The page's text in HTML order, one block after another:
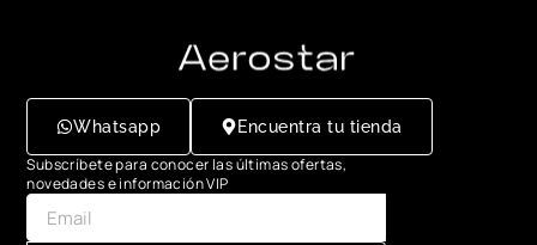
Whatsapp Encuentra tu tienda
Subscríbete para conocer las últimas ofertas,
novedades e información VIP